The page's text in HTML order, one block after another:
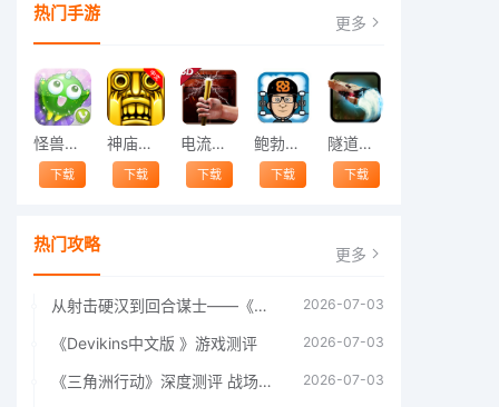
热门手游 更多
怪兽跳跃
下载
神庙逃亡中文版
下载
电流急急棒
下载
鲍勃的梦境
下载
隧道逃脱
下载
热门攻略 更多
从射击硬汉到回合谋士——《战争机器：战略版》如何演绎另一位猛男的传奇 2026-07-03
《Devikins中文版 》游戏测评 2026-07-03
《三角洲行动》深度测评 战场上的野心与裂痕 2026-07-03